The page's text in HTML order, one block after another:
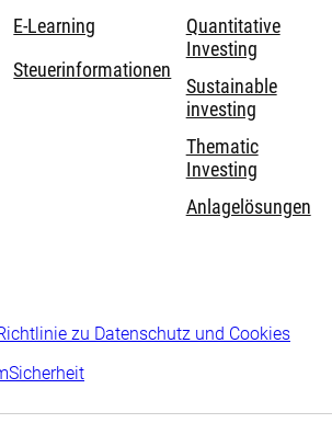
E-Learning
Steuerinformationen
Quantitative
Investing
Sustainable
investing
Thematic
Investing
Anlagelösungen
zu Datenschutz und Cookies
Sicherheit